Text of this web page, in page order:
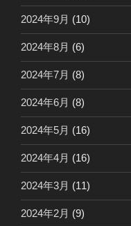
2024年9月 (10)
2024年8月 (6)
2024年7月 (8)
2024年6月 (8)
2024年5月 (16)
2024年4月 (16)
2024年3月 (11)
2024年2月 (9)